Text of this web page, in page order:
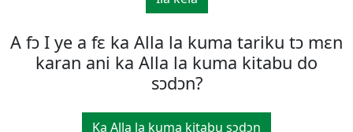
A fͻ I ye a fε ka Alla la kuma tariku tͻ mεn
karan ani ka Alla la kuma kitabu do
sͻdͻn?
Ka Alla la kuma kitabu sͻdͻn